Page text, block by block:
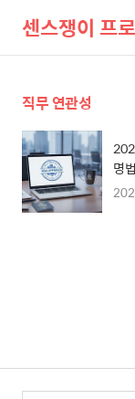
센스쟁이 프
직무 연관성
명법